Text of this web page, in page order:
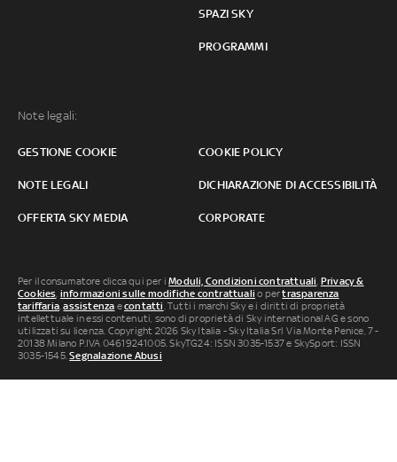
SPAZI SKY
PROGRAMMI
Note legali:
GESTIONE COOKIE COOKIE POLICY
NOTE LEGALI DICHIARAZIONE DI ACCESSIBILITÀ
OFFERTA SKY MEDIA CORPORATE
Per il consumatore clicca qui per iModuli, Condizioni contrattuali, Privacy &
Cookies, informazioni sulle modifiche contrattuali o pertrasparenza
tariffaria,assistenza econtatti. Tutti i marchi Sky e i diritti di proprietà
intellettuale in essi contenuti, sono di proprietà di Sky international AG e sono
utilizzati su licenza. Copyright 2026 Sky Italia - Sky Italia Srl Via Monte Penice, 7 -
20138 Milano P.IVA 04619241005. SkyTG24: ISSN 3035-1537 e SkySport: ISSN
3035-1545.Segnalazione Abusi